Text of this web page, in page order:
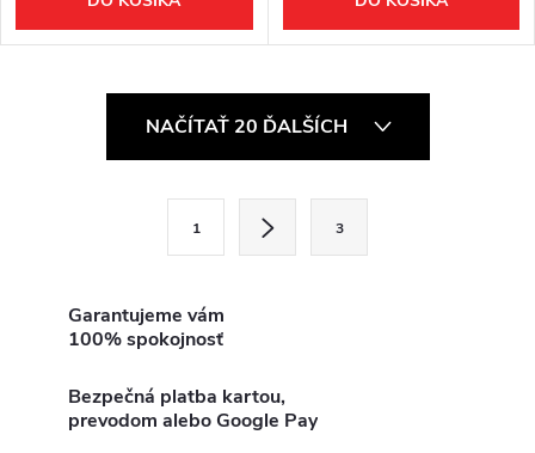
NAČÍTAŤ 20 ĎALŠÍCH
1 3
Garantujeme vám
100% spokojnosť
Bezpečná platba kartou,
prevodom alebo Google Pay